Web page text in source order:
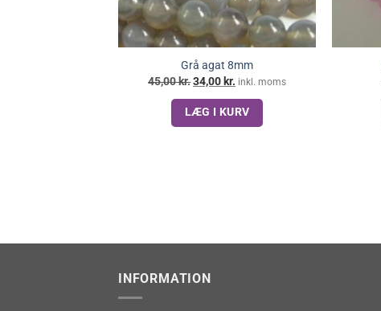
Grå agat 8mm
45,00kr.Den
pris
var:
45,00 kr..
34,00 kr. Den
pris
er:
34,00 kr..
inkl. moms
LÆG I KURV
INFORMATION